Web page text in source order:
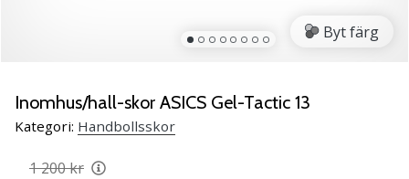
PUMA
Accelerate
NITRO
Byt färg
Inomhus/hall-skor ASICS Gel-Tactic 13
Kategori: Handbollsskor
1 200 kr